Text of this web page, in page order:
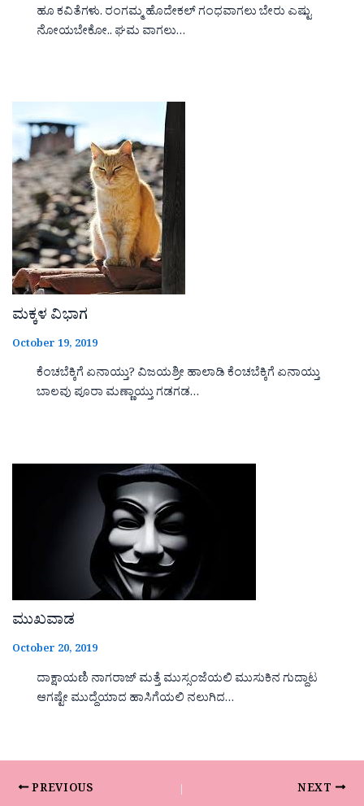
ಹೂ ಕವಿತೆಗಳು. ರಂಗಮ್ಮ ಹೊದೇಕಲ್ ಗಂಧವಾಗಲು ಬೇರು ಎಷ್ಟು
ನೋಯಬೇಕೋ.. ಘಮ ವಾಗಲು…
ಮಕ್ಕಳ ವಿಭಾಗ
October 19, 2019
ಕೆಂಚಬೆಕ್ಕಿಗೆ ಏನಾಯ್ತು? ವಿಜಯಶ್ರೀ ಹಾಲಾಡಿ ಕೆಂಚಬೆಕ್ಕಿಗೆ ಏನಾಯ್ತು
ಬಾಲವು ಪೂರಾ ಮಣ್ಣಾಯ್ತು ಗಡಗಡ…
ಮುಖವಾಡ
October 20, 2019
ದಾಕ್ಷಾಯಣಿ ನಾಗರಾಜ್ ಮತ್ತೆ ಮುಸ್ಸಂಜೆಯಲಿ ಮುಸುಕಿನ ಗುದ್ದಾಟ
ಆಗಷ್ಟೇ ಮುದ್ದೆಯಾದ ಹಾಸಿಗೆಯಲಿ ನಲುಗಿದ…
PREVIOUS NEXT